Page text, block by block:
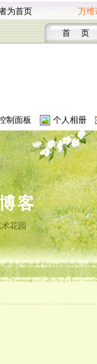
为首页 万维
首 页
制面板 个人相册
客
花园